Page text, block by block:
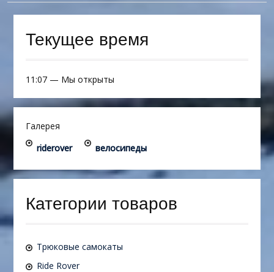
Текущее время
11:07— Мы открыты
Галерея
riderover
велосипеды
Категории товаров
Трюковые самокаты
Ride Rover